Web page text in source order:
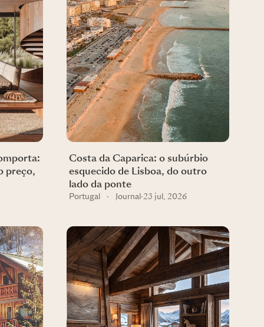
preço,
Costa da Caparica: o subúrbio
esquecido de Lisboa, do outro
lado da ponte
Portugal · Journal ·23 jul, 2026